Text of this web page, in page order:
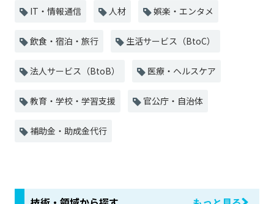
IT・情報通信 人材 娯楽・エンタメ
飲食・宿泊・旅行 生活サービス（BtoC）
法人サービス（BtoB） 医療・ヘルスケア
教育・学校・学習支援 官公庁・自治体
補助金・助成金代行